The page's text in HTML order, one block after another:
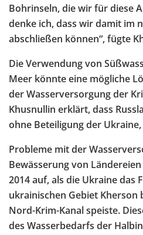
Bohrinseln, die wir für diese
denke ich, dass wir damit im
abschließen können“, fügte
Die Verwendung von
Meer könnte eine mögliche
der Wasserversorgung der
Khusnullin erklärt, dass
ohne Beteiligung der
Probleme mit der
Bewässerung von
2014 auf, als die Ukraine das
ukrainischen Gebiet Kherson
Nord-Krim-Kanal speiste.
des Wasserbedarfs der